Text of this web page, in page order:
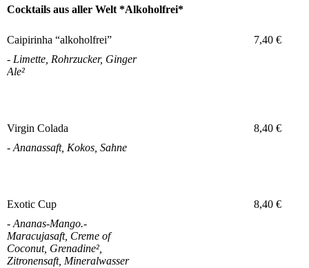
Cocktails aus aller Welt *Alkoholfrei*
Caipirinha “alkoholfrei”
7,40 €
- Limette, Rohrzucker, Ginger
Ale²
Virgin Colada
8,40 €
- Ananassaft, Kokos, Sahne
Exotic Cup
8,40 €
- Ananas-Mango.-
Maracujasaft, Creme of
Coconut, Grenadine²,
Zitronensaft, Mineralwasser